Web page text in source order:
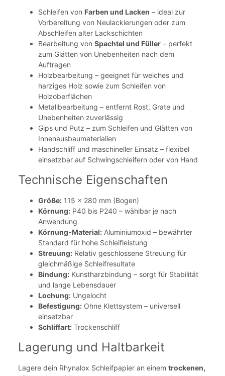
Schleifen von Farben und Lacken – ideal zur
Vorbereitung von Neulackierungen oder zum
Abschleifen alter Lackschichten
Bearbeitung von Spachtel und Füller – perfekt
zum Glätten von Unebenheiten nach dem
Auftragen
Holzbearbeitung – geeignet für weiches und
harziges Holz sowie zum Schleifen von
Holzoberflächen
Metallbearbeitung – entfernt Rost, Grate und
Unebenheiten zuverlässig
Gips und Putz – zum Schleifen und Glätten von
Innenausbaumaterialien
Handschliff und maschineller Einsatz – flexibel
einsetzbar auf Schwingschleifern oder von Hand
Technische Eigenschaften
Größe: 115 x 280 mm (Bogen)
Körnung: P40 bis P240 – wählbar je nach
Anwendung
Körnung-Material: Aluminiumoxid – bewährter
Standard für hohe Schleifleistung
Streuung: Relativ geschlossene Streuung für
gleichmäßige Schleifresultate
Bindung: Kunstharzbindung – sorgt für Stabilität
und lange Lebensdauer
Lochung: Ungelocht
Befestigung: Ohne Klettsystem – universell
einsetzbar
Schliffart: Trockenschliff
Lagerung und Haltbarkeit
Lagere dein Rhynalox Schleifpapier an einem trockenen,